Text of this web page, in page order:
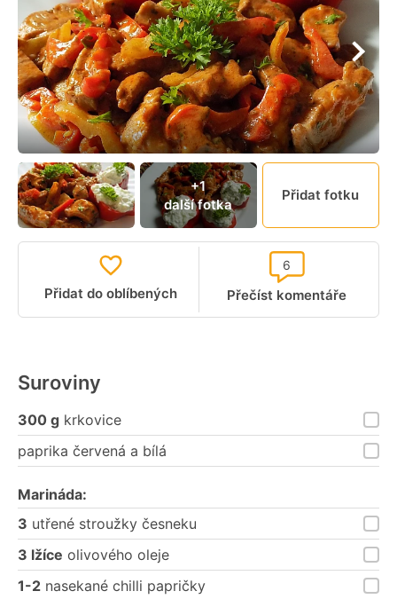
+1
další fotka
Přidat fotku
Přidat do oblíbených Přečíst komentáře
6
Suroviny
300 g krkovice
paprika červená a bílá
Marináda:
3 utřené stroužky česneku
3 lžíce olivového oleje
1-2 nasekané chilli papričky